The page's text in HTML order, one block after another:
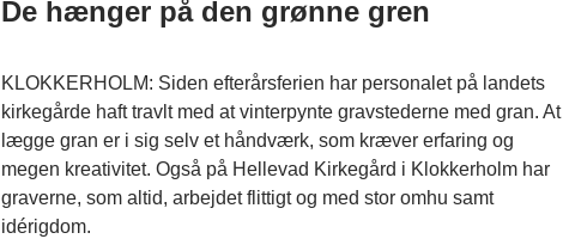
De hænger på den grønne gren
KLOKKERHOLM: Siden efterårsferien har personalet på landets
kirkegårde haft travlt med at vinterpynte gravstederne med gran. At
lægge gran er i sig selv et håndværk, som kræver erfaring og
megen kreativitet. Også på Hellevad Kirkegård i Klokkerholm har
graverne, som altid, arbejdet flittigt og med stor omhu samt
idérigdom.